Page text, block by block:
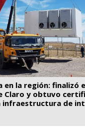
en la región: finalizó
Claro y obtuvo
infraestructura de